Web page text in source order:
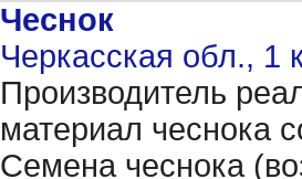
Чеснок
Черкасская обл., 1
Производитель
материал чеснока
Семена чеснока